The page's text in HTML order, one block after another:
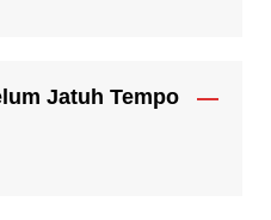
Jatuh Tempo